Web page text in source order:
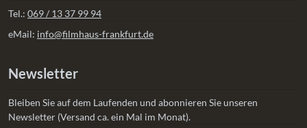
Tel.: 069 / 13 37 99 94
eMail: info@filmhaus-frankfurt.de
Newsletter
Bleiben Sie auf dem Laufenden und abonnieren Sie unseren
Newsletter (Versand ca. ein Mal im Monat).